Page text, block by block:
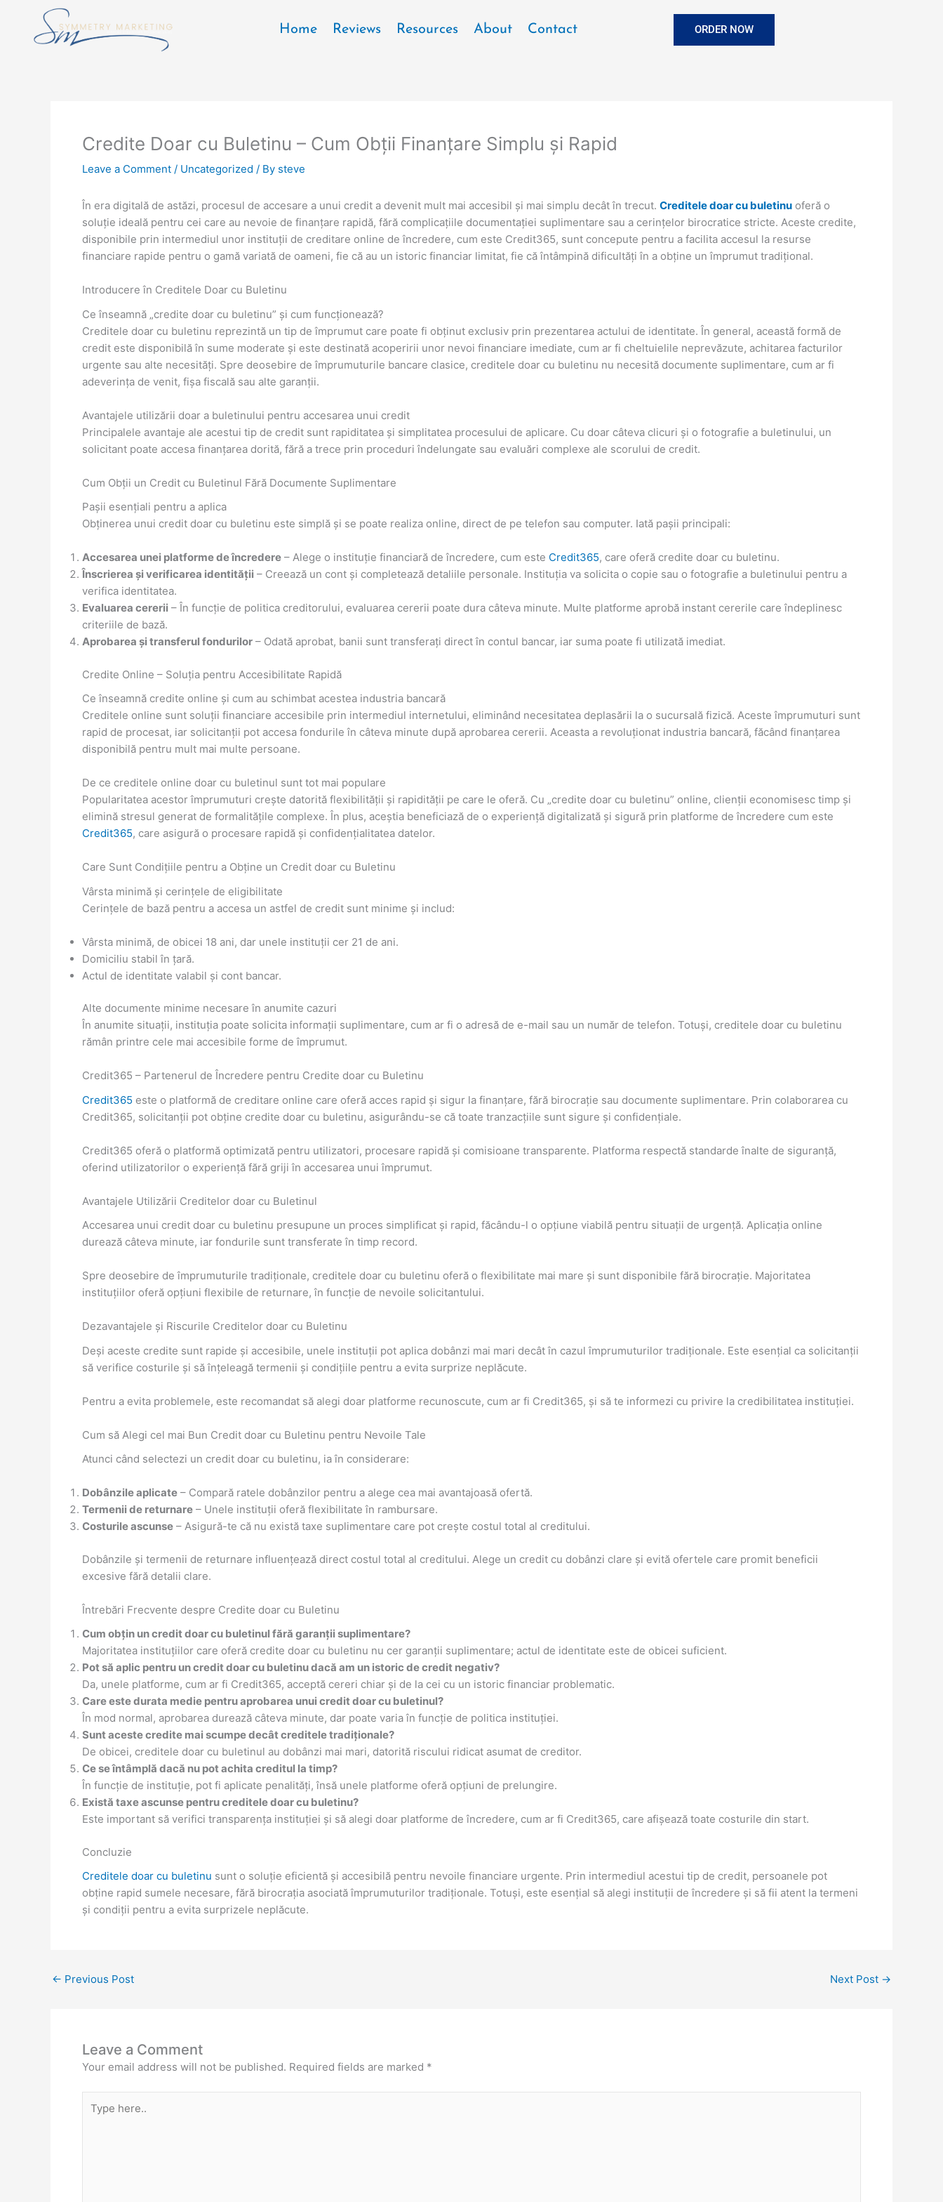
content
Home Reviews Resources About Contact ORDER NOW
Credite Doar cu Buletinu – Cum Obții Finanțare Simplu și Rapid
Leave a Comment / Uncategorized / By steve
În era digitală de astăzi, procesul de accesare a unui credit a devenit mult mai accesibil și mai simplu decât în trecut. Creditele doar cu buletinu oferă o
soluție ideală pentru cei care au nevoie de finanțare rapidă, fără complicațiile documentației suplimentare sau a cerințelor birocratice stricte. Aceste credite,
disponibile prin intermediul unor instituții de creditare online de încredere, cum este Credit365, sunt concepute pentru a facilita accesul la resurse
financiare rapide pentru o gamă variată de oameni, fie că au un istoric financiar limitat, fie că întâmpină dificultăți în a obține un împrumut tradițional.
Introducere în Creditele Doar cu Buletinu
Ce înseamnă „credite doar cu buletinu” și cum funcționează?
Creditele doar cu buletinu reprezintă un tip de împrumut care poate fi obținut exclusiv prin prezentarea actului de identitate. În general, această formă de
credit este disponibilă în sume moderate și este destinată acoperirii unor nevoi financiare imediate, cum ar fi cheltuielile neprevăzute, achitarea facturilor
urgente sau alte necesități. Spre deosebire de împrumuturile bancare clasice, creditele doar cu buletinu nu necesită documente suplimentare, cum ar fi
adeverința de venit, fișa fiscală sau alte garanții.
Avantajele utilizării doar a buletinului pentru accesarea unui credit
Principalele avantaje ale acestui tip de credit sunt rapiditatea și simplitatea procesului de aplicare. Cu doar câteva clicuri și o fotografie a buletinului, un
solicitant poate accesa finanțarea dorită, fără a trece prin proceduri îndelungate sau evaluări complexe ale scorului de credit.
Cum Obții un Credit cu Buletinul Fără Documente Suplimentare
Pașii esențiali pentru a aplica
Obținerea unui credit doar cu buletinu este simplă și se poate realiza online, direct de pe telefon sau computer. Iată pașii principali:
Accesarea unei platforme de încredere – Alege o instituție financiară de încredere, cum este Credit365, care oferă credite doar cu buletinu.
Înscrierea și verificarea identității – Creează un cont și completează detaliile personale. Instituția va solicita o copie sau o fotografie a buletinului pentru a
verifica identitatea.
Evaluarea cererii – În funcție de politica creditorului, evaluarea cererii poate dura câteva minute. Multe platforme aprobă instant cererile care îndeplinesc
criteriile de bază.
Aprobarea și transferul fondurilor – Odată aprobat, banii sunt transferați direct în contul bancar, iar suma poate fi utilizată imediat.
Credite Online – Soluția pentru Accesibilitate Rapidă
Ce înseamnă credite online și cum au schimbat acestea industria bancară
Creditele online sunt soluții financiare accesibile prin intermediul internetului, eliminând necesitatea deplasării la o sucursală fizică. Aceste împrumuturi sunt
rapid de procesat, iar solicitanții pot accesa fondurile în câteva minute după aprobarea cererii. Aceasta a revoluționat industria bancară, făcând finanțarea
disponibilă pentru mult mai multe persoane.
De ce creditele online doar cu buletinul sunt tot mai populare
Popularitatea acestor împrumuturi crește datorită flexibilității și rapidității pe care le oferă. Cu „credite doar cu buletinu” online, clienții economisesc timp și
elimină stresul generat de formalitățile complexe. În plus, aceștia beneficiază de o experiență digitalizată și sigură prin platforme de încredere cum este
Credit365, care asigură o procesare rapidă și confidențialitatea datelor.
Care Sunt Condițiile pentru a Obține un Credit doar cu Buletinu
Vârsta minimă și cerințele de eligibilitate
Cerințele de bază pentru a accesa un astfel de credit sunt minime și includ:
Vârsta minimă, de obicei 18 ani, dar unele instituții cer 21 de ani.
Domiciliu stabil în țară.
Actul de identitate valabil și cont bancar.
Alte documente minime necesare în anumite cazuri
În anumite situații, instituția poate solicita informații suplimentare, cum ar fi o adresă de e-mail sau un număr de telefon. Totuși, creditele doar cu buletinu
rămân printre cele mai accesibile forme de împrumut.
Credit365 – Partenerul de Încredere pentru Credite doar cu Buletinu
Credit365 este o platformă de creditare online care oferă acces rapid și sigur la finanțare, fără birocrație sau documente suplimentare. Prin colaborarea cu
Credit365, solicitanții pot obține credite doar cu buletinu, asigurându-se că toate tranzacțiile sunt sigure și confidențiale.
Credit365 oferă o platformă optimizată pentru utilizatori, procesare rapidă și comisioane transparente. Platforma respectă standarde înalte de siguranță,
oferind utilizatorilor o experiență fără griji în accesarea unui împrumut.
Avantajele Utilizării Creditelor doar cu Buletinul
Accesarea unui credit doar cu buletinu presupune un proces simplificat și rapid, făcându-l o opțiune viabilă pentru situații de urgență. Aplicația online
durează câteva minute, iar fondurile sunt transferate în timp record.
Spre deosebire de împrumuturile tradiționale, creditele doar cu buletinu oferă o flexibilitate mai mare și sunt disponibile fără birocrație. Majoritatea
instituțiilor oferă opțiuni flexibile de returnare, în funcție de nevoile solicitantului.
Dezavantajele și Riscurile Creditelor doar cu Buletinu
Deși aceste credite sunt rapide și accesibile, unele instituții pot aplica dobânzi mai mari decât în cazul împrumuturilor tradiționale. Este esențial ca solicitanții
să verifice costurile și să înțeleagă termenii și condițiile pentru a evita surprize neplăcute.
Pentru a evita problemele, este recomandat să alegi doar platforme recunoscute, cum ar fi Credit365, și să te informezi cu privire la credibilitatea instituției.
Cum să Alegi cel mai Bun Credit doar cu Buletinu pentru Nevoile Tale
Atunci când selectezi un credit doar cu buletinu, ia în considerare:
Dobânzile aplicate – Compară ratele dobânzilor pentru a alege cea mai avantajoasă ofertă.
Termenii de returnare – Unele instituții oferă flexibilitate în rambursare.
Costurile ascunse – Asigură-te că nu există taxe suplimentare care pot crește costul total al creditului.
Dobânzile și termenii de returnare influențează direct costul total al creditului. Alege un credit cu dobânzi clare și evită ofertele care promit beneficii
excesive fără detalii clare.
Întrebări Frecvente despre Credite doar cu Buletinu
Cum obțin un credit doar cu buletinul fără garanții suplimentare?
Majoritatea instituțiilor care oferă credite doar cu buletinu nu cer garanții suplimentare; actul de identitate este de obicei suficient.
Pot să aplic pentru un credit doar cu buletinu dacă am un istoric de credit negativ?
Da, unele platforme, cum ar fi Credit365, acceptă cereri chiar și de la cei cu un istoric financiar problematic.
Care este durata medie pentru aprobarea unui credit doar cu buletinul?
În mod normal, aprobarea durează câteva minute, dar poate varia în funcție de politica instituției.
Sunt aceste credite mai scumpe decât creditele tradiționale?
De obicei, creditele doar cu buletinul au dobânzi mai mari, datorită riscului ridicat asumat de creditor.
Ce se întâmplă dacă nu pot achita creditul la timp?
În funcție de instituție, pot fi aplicate penalități, însă unele platforme oferă opțiuni de prelungire.
Există taxe ascunse pentru creditele doar cu buletinu?
Este important să verifici transparența instituției și să alegi doar platforme de încredere, cum ar fi Credit365, care afișează toate costurile din start.
Concluzie
Creditele doar cu buletinu sunt o soluție eficientă și accesibilă pentru nevoile financiare urgente. Prin intermediul acestui tip de credit, persoanele pot
obține rapid sumele necesare, fără birocrația asociată împrumuturilor tradiționale. Totuși, este esențial să alegi instituții de încredere și să fii atent la termeni
și condiții pentru a evita surprizele neplăcute.
← Previous Post Next Post →
Leave a Comment
Your email address will not be published. Required fields are marked *
here..